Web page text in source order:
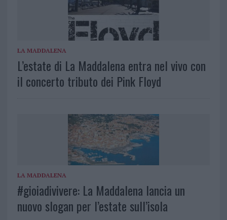
LA MADDALENA
L’estate di La Maddalena entra nel vivo con
il concerto tributo dei Pink Floyd
LA MADDALENA
#gioiadivivere: La Maddalena lancia un
nuovo slogan per l’estate sull’isola